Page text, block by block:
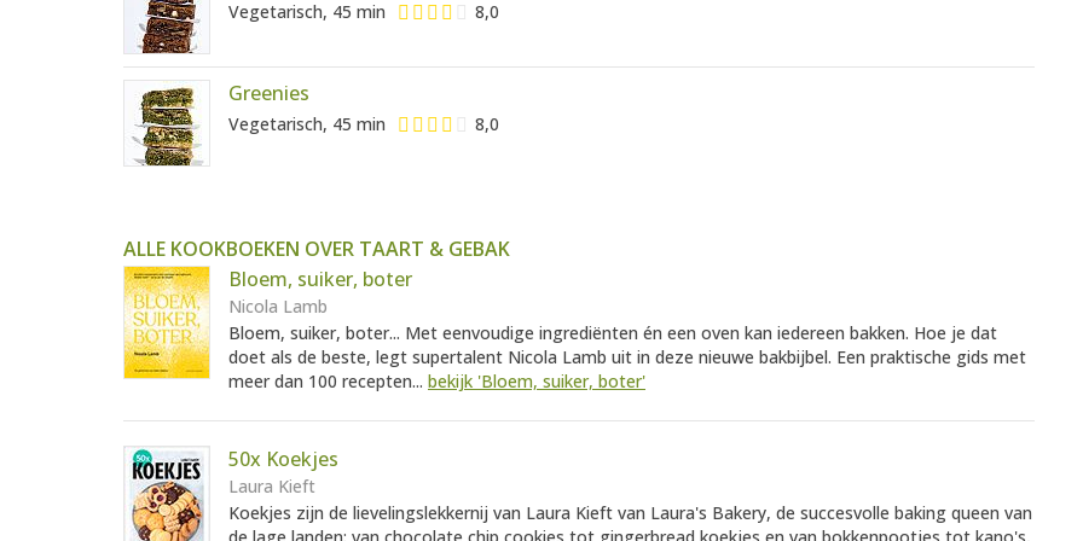
Vegetarisch, 45 min 8,0
Greenies
Vegetarisch, 45 min 8,0
ALLE KOOKBOEKEN OVER TAART & GEBAK
Bloem, suiker, boter
Nicola Lamb
Bloem, suiker, boter... Met eenvoudige ingrediënten én een oven kan iedereen bakken. Hoe je dat
doet als de beste, legt supertalent Nicola Lamb uit in deze nieuwe bakbijbel. Een praktische gids met
meer dan 100 recepten... bekijk 'Bloem, suiker, boter'
50x Koekjes
Laura Kieft
Koekjes zijn de lievelingslekkernij van Laura Kieft van Laura's Bakery, de succesvolle baking queen van